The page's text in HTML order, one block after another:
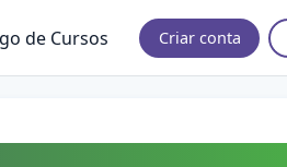
de Cursos Criar conta